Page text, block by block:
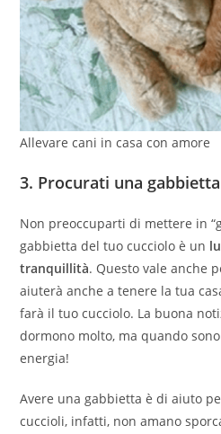
Allevare cani in casa con amore
3. Procurati una gabbietta
Non preoccuparti di mettere in
gabbietta del tuo cucciolo è un
tranquillità. Questo vale anche
aiuterà anche a tenere la tua
farà il tuo cucciolo. La buona
dormono molto, ma quando
energia!
Avere una gabbietta è di aiuto
cuccioli, infatti, non amano